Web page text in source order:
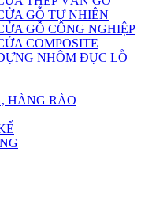
GỖ TỰ NHIÊN
GỖ CÔNG NGHIỆP
COMPOSITE
NHÔM ĐỤC LỖ
HÀNG RÀO